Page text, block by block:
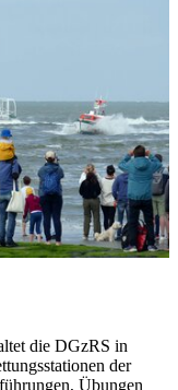
die DGzRS in
der
Übungen